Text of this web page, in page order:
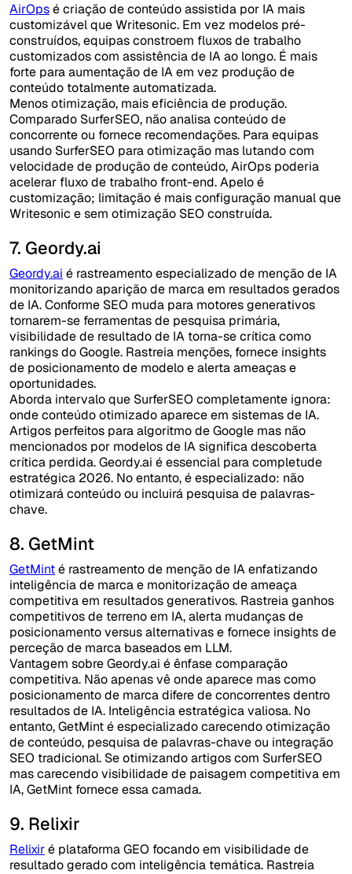
AirOpsé criação de conteúdo assistida por IA mais
customizável que Writesonic. Em vez modelos pré-
construídos, equipas constroem fluxos de trabalho
customizados com assistência de IA ao longo. É mais
forte para aumentação de IA em vez produção de
conteúdo totalmente automatizada.
Menos otimização, mais eficiência de produção.
Comparado SurferSEO, não analisa conteúdo de
concorrente ou fornece recomendações. Para equipas
usando SurferSEO para otimização mas lutando com
velocidade de produção de conteúdo, AirOps poderia
acelerar fluxo de trabalho front-end. Apelo é
customização; limitação é mais configuração manual que
Writesonic e sem otimização SEO construída.
7. Geordy.ai
Geordy.ai é rastreamento especializado de menção de IA
monitorizando aparição de marca em resultados gerados
de IA. Conforme SEO muda para motores generativos
tornarem-se ferramentas de pesquisa primária,
visibilidade de resultado de IA torna-se crítica como
rankings do Google. Rastreia menções, fornece insights
de posicionamento de modelo e alerta ameaças e
oportunidades.
Aborda intervalo que SurferSEO completamente ignora:
onde conteúdo otimizado aparece em sistemas de IA.
Artigos perfeitos para algoritmo de Google mas não
mencionados por modelos de IA significa descoberta
crítica perdida. Geordy.ai é essencial para completude
estratégica 2026. No entanto, é especializado: não
otimizará conteúdo ou incluirá pesquisa de palavras-
chave.
8. GetMint
GetMinté rastreamento de menção de IA enfatizando
inteligência de marca e monitorização de ameaça
competitiva em resultados generativos. Rastreia ganhos
competitivos de terreno em IA, alerta mudanças de
posicionamento versus alternativas e fornece insights de
perceção de marca baseados em LLM.
Vantagem sobre Geordy.ai é ênfase comparação
competitiva. Não apenas vê onde aparece mas como
posicionamento de marca difere de concorrentes dentro
resultados de IA. Inteligência estratégica valiosa. No
entanto, GetMint é especializado carecendo otimização
de conteúdo, pesquisa de palavras-chave ou integração
SEO tradicional. Se otimizando artigos com SurferSEO
mas carecendo visibilidade de paisagem competitiva em
IA, GetMint fornece essa camada.
9. Relixir
Relixiré plataforma GEO focando em visibilidade de
resultado gerado com inteligência temática. Rastreia